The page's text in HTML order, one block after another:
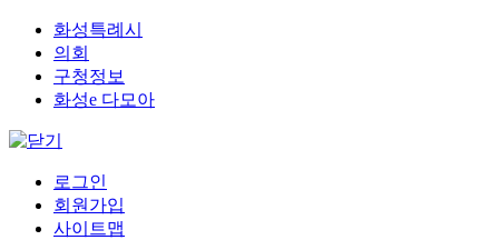
화성특례시
의회
구청정보
화성e 다모아
로그인
회원가입
사이트맵